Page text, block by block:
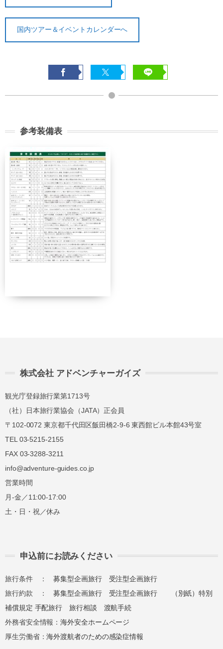
契約解除日 日帰り 2日間以上
日の
前日から
起算して
さかのぼ
って
まで
11日前
まで
8日前ま
で
2日前ま
で
前日
当日
総合旅行業務取扱管理者とは、お客様の旅行を
の旅行契約に際し担当者からの説明に不明な点
があれば、ご遠慮なく下記に示す旅行業務取扱
管理者にお尋ねください。 総合旅行業務取扱
管理者 近藤謙司
国内ツアー＆イベントカレンダーへ
参考装備表
株式会社 アドベンチャーガイズ
観光庁登録旅行業第1713号
（社）日本旅行業協会（JATA）正会員
〒102-0072 東京都千代田区飯田橋2-9-6 東西館ビル本館43号室
TEL 03-5215-2155
FAX 03-3288-3211
info@adventure-guides.co.jp
営業時間
月-金／11:00-17:00
土・日・祝／休み
申込前にお読みください
旅行条件 ：募集型企画旅行
受注型企画旅行
旅行約款 ：募集型企画旅行 受注型企画旅行
（別紙）特別
補償規定 手配旅行 旅行相談
渡航手続
外務省安全情報：海外安全ホームページ
厚生労働省：海外渡航者のための感染症情報